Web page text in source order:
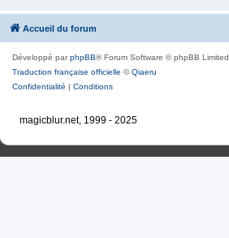
Accueil du forum
Développé parphpBB® Forum Software © phpBB Limited
Traduction française officielle ©Qiaeru
Confidentialité | Conditions
magicblur.net, 1999 - 2025